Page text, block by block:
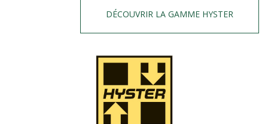
DÉCOUVRIR LA GAMME HYSTER